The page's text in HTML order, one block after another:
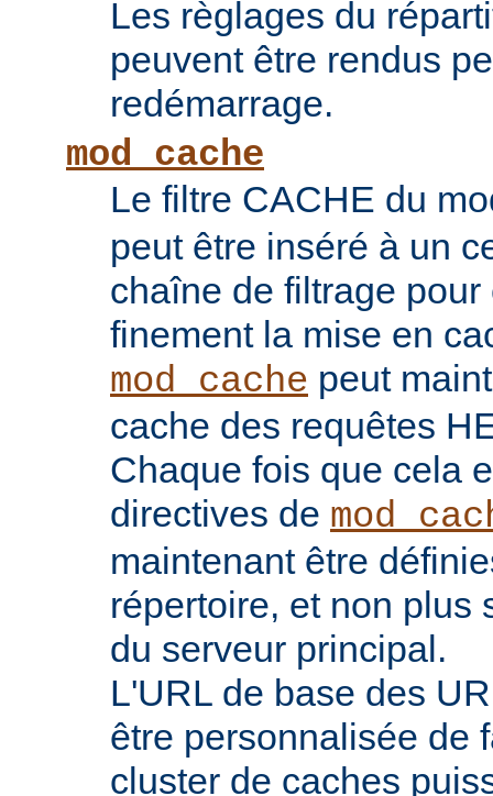
Les règlages du
peuvent être rendus
redémarrage.
mod_cache
Le filtre CACHE du
peut être inséré à un
chaîne de filtrage
finement la mise en
mod_cache peut
cache des requêtes
Chaque fois que cela
directives de
maintenant être
répertoire, et non plus
du serveur principal.
L'URL de base des
être personnalisée de
cluster de caches